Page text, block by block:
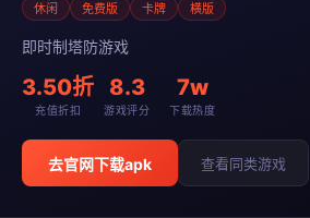
休闲 免费版 卡牌 横版
即时制塔防游戏
3.50折
充值折扣
8.3
游戏评分
7w
下载热度
去官网下载apk 查看同类游戏